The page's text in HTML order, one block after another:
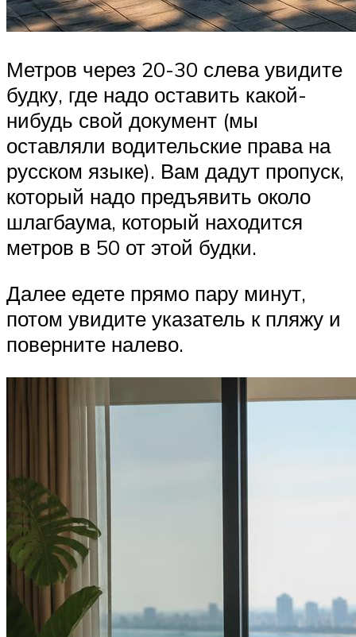
Метров через 20-30 слева увидите
будку, где надо оставить какой-
нибудь свой документ (мы
оставляли водительские права на
русском языке). Вам дадут пропуск,
который надо предъявить около
шлагбаума, который находится
метров в 50 от этой будки.
Далее едете прямо пару минут,
потом увидите указатель к пляжу и
поверните налево.